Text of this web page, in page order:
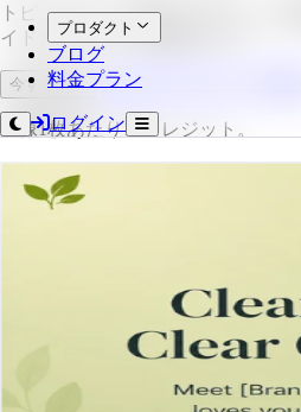
プロダクト
ブログ
料金プラン
ログイン
トピックを、一貫したデザインと
イドカルーセルに変換します。
今すぐ試す フルワークスペースを開
画像1枚あたり15クレジット。